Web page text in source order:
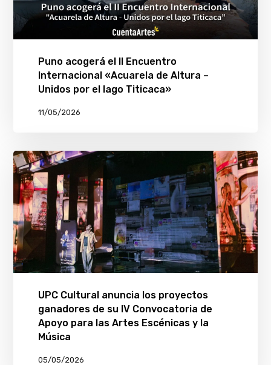
Puno acogerá el II Encuentro
Internacional «Acuarela de Altura –
Unidos por el lago Titicaca»
11/05/2026
UPC Cultural anuncia los proyectos
ganadores de su IV Convocatoria de
Apoyo para las Artes Escénicas y la
Música
05/05/2026